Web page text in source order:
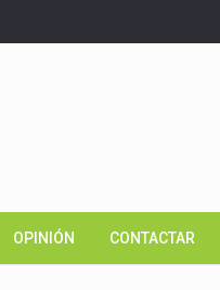
OPINIÓN CONTACTAR